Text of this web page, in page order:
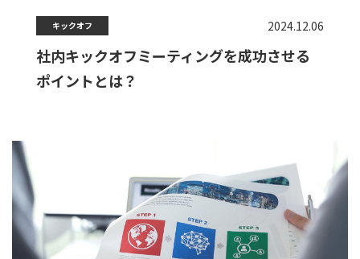
キックオフ 2024.12.06
社内キックオフミーティングを成功させる
ポイントとは？